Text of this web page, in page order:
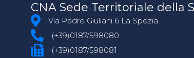
CNA Sede Territoriale della
Via Padre Giuliani 6 La Spezia
(+39)0187/598080
(+39)0187/598081